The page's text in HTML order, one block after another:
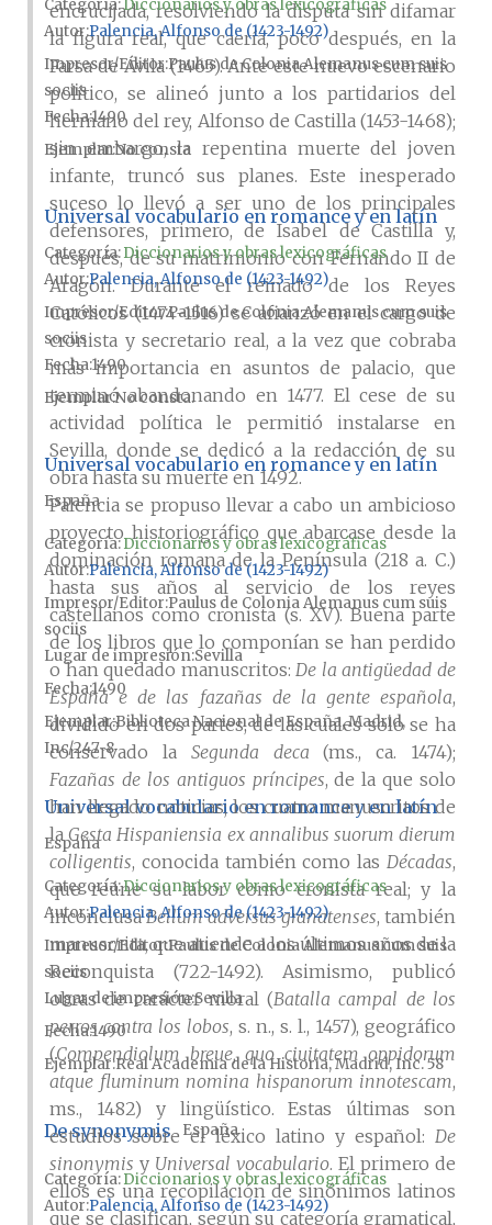
encrucijada, resolviendo la disputa sin difamar
la figura real, que caería, poco después, en la
Farsa de Ávila (1465). Ante este nuevo escenario
político, se alineó junto a los partidarios del
hermano del rey, Alfonso de Castilla (1453-1468);
sin embargo, la repentina muerte del joven
infante, truncó sus planes. Este inesperado
suceso lo llevó a ser uno de los principales
defensores, primero, de Isabel de Castilla y,
después, de su matrimonio con Fernando II de
Aragón. Durante el reinado de los Reyes
Católicos (1474-1516) se afianzó en el cargo de
cronista y secretario real, a la vez que cobraba
más importancia en asuntos de palacio, que
terminó abandonando en 1477. El cese de su
actividad política le permitió instalarse en
Sevilla, donde se dedicó a la redacción de su
obra hasta su muerte en 1492.
Palencia se propuso llevar a cabo un ambicioso
proyecto historiográfico que abarcase desde la
dominación romana de la Península (218 a. C.)
hasta sus años al servicio de los reyes
castellanos como cronista (s. XV). Buena parte
de los libros que lo componían se han perdido
o han quedado manuscritos:De la antigüedad de
España e de las fazañas de la gente española,
dividido en dos partes, de las cuales solo se ha
conservado la Segunda deca (ms., ca. 1474);
Fazañas de los antiguos príncipes, de la que solo
han llegado noticias; los cuatro manuscritos de
laGesta Hispaniensia ex annalibus suorum dierum
colligentis, conocida también como lasDécadas,
que reúne su labor como cronista real; y la
inconclusaBellum adversus granatenses, también
manuscrita, que atiende a los últimos años de la
Reconquista (722-1492). Asimismo, publicó
obras de carácter moral (Batalla campal de los
perros contra los lobos, s. n., s. l., 1457), geográfico
(Compendiolum breue, quo ciuitatem oppidorum
atque fluminum nomina hispanorum innotescam,
ms., 1482) y lingüístico. Estas últimas son
estudios sobre el léxico latino y español:De
sinonymis y Universal vocabulario. El primero de
ellos es una recopilación de sinónimos latinos
que se clasifican, según su categoría gramatical,
Categoría:Diccionarios y obras lexicográficas
Autor Palencia, Alfonso de (1423-1492)
Impresor/Editor Paulus de Colonia Alemanus cum suis
sociis
Fecha1490
EjemplarNo consta
Universal vocabulario en romance y en latín
Categoría:Diccionarios y obras lexicográficas
AutorPalencia, Alfonso de (1423-1492)
Impresor/EditorPaulus de Colonia Alemanus cum suis
sociis
Fecha1490
EjemplarNo consta.
Universal vocabulario en romance y en latín
España
Categoría:Diccionarios y obras lexicográficas
AutorPalencia, Alfonso de (1423-1492)
Impresor/Editor Paulus de Colonia Alemanus cum suis
sociis
Lugar de impresiónSevilla
Fecha1490
EjemplarBiblioteca Nacional de España, Madrid,
Inc/247-8
Universal vocabulario en romance y en latín
España
Categoría:Diccionarios y obras lexicográficas
AutorPalencia, Alfonso de (1423-1492)
Impresor/EditorPaulus de Colonia Alemanus cum suis
sociis
Lugar de impresiónSevilla
Fecha1490
Ejemplar Real Academia de la Historia, Madrid, Inc. 58
De synonymis España
Categoría:Diccionarios y obras lexicográficas
Autor Palencia, Alfonso de (1423-1492)